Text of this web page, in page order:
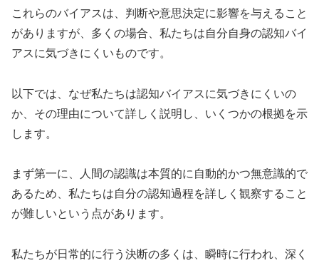
これらのバイアスは、判断や意思決定に影響を与えること
がありますが、多くの場合、私たちは自分自身の認知バイ
アスに気づきにくいものです。
以下では、なぜ私たちは認知バイアスに気づきにくいの
か、その理由について詳しく説明し、いくつかの根拠を示
します。
まず第一に、人間の認識は本質的に自動的かつ無意識的で
あるため、私たちは自分の認知過程を詳しく観察すること
が難しいという点があります。
私たちが日常的に行う決断の多くは、瞬時に行われ、深く